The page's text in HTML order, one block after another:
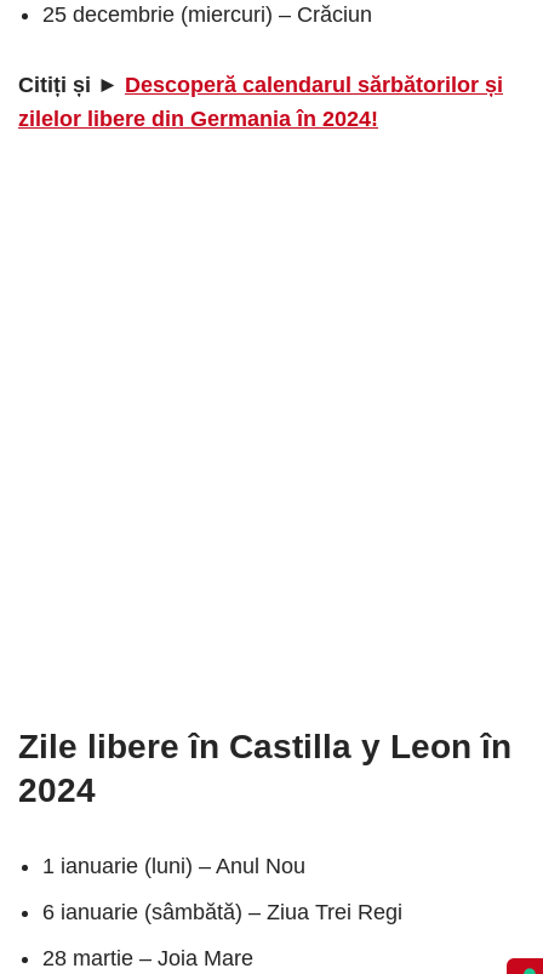
25 decembrie (miercuri) – Crăciun
Citiți și ► Descoperă calendarul sărbătorilor și
zilelor libere din Germania în 2024!
Zile libere în Castilla y Leon în
2024
1 ianuarie (luni) – Anul Nou
6 ianuarie (sâmbătă) – Ziua Trei Regi
28 martie – Joia Mare